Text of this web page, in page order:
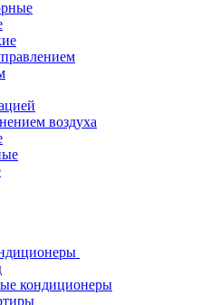
воздуха
кондиционеры